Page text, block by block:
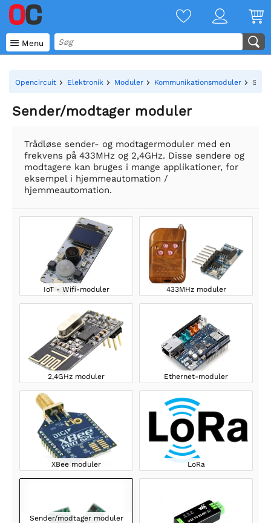
 Menu
Opencircuit Elektronik Moduler Kommunikationsmoduler
Sender/modtager moduler
Trådløse sender- og modtagermoduler med en
frekvens på 433MHz og 2,4GHz. Disse sendere og
modtagere kan bruges i mange applikationer, for
eksempel i hjemmeautomation /
hjemmeautomation.
IoT - Wifi-moduler 433MHz moduler
2,4GHz moduler Ethernet-moduler
XBee moduler LoRa
Sender/modtager moduler